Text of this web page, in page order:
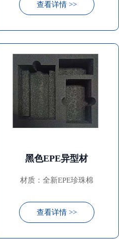
查看详情 >>
黑色EPE异型材
材质：全新EPE珍珠棉
查看详情 >>